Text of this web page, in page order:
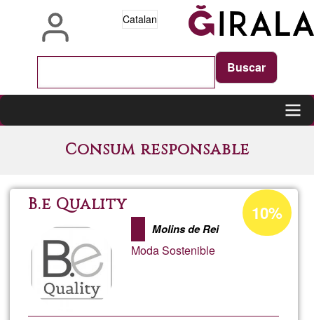
Catalan
navigation
Consum responsable
B.e Quality
Molins de Rei
Moda Sostenible
Percentatge
d'acceptació
de
10%